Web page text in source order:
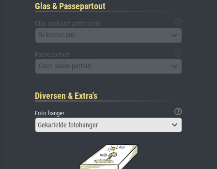
Glas & Passepartout
Glas (inclusief achterbord)
Selecteer aub
Passe-partout
Geen passe-partout
Diversen & Extra's
Foto hanger
Gekartelde fotohanger